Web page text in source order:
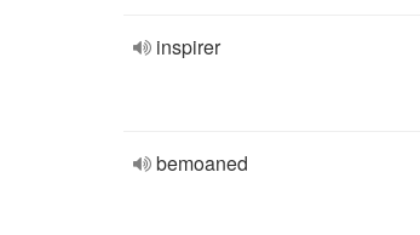
inspirer
bemoaned